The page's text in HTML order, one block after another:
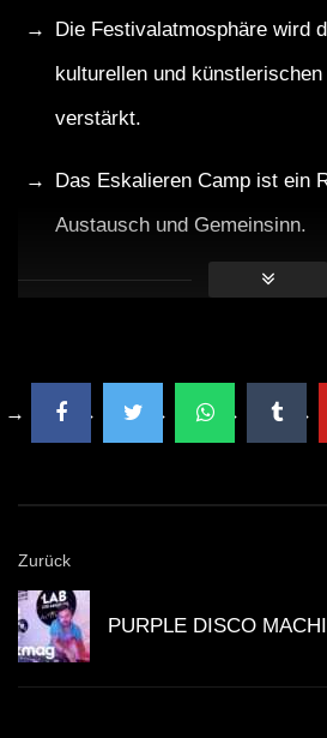
Die Festivalatmosphäre wird
kulturellen und
verstärkt.
Das Eskalieren Camp ist ein
Austausch und Gemeinsinn.
Geheime After-Partys sorgen
zwischen Natur und Musik.
Die Veranstaltung fördert
Kritische Analyse
Zurück
PURPLE DISCO